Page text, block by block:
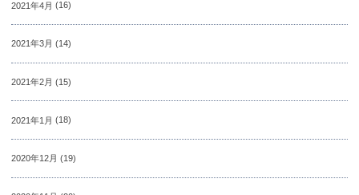
2021年4月 (16)
2021年3月 (14)
2021年2月 (15)
2021年1月 (18)
2020年12月 (19)